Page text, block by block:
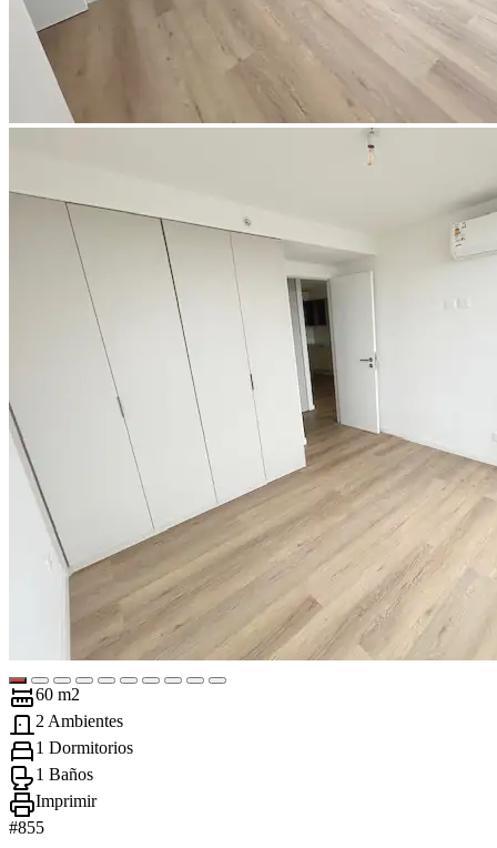
60 m2
2 Ambientes
1 Dormitorios
1 Baños
Imprimir
#855